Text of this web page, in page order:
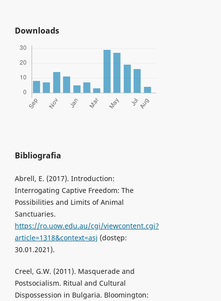
Downloads
Bibliografia
Abrell, E. (2017). Introduction:
Interrogating Captive Freedom: The
Possibilities and Limits of Animal
Sanctuaries.
https://ro.uow.edu.au/cgi/viewcontent.cgi?
article=1318&context=asj (dostęp:
30.01.2021).
Creel, G.W. (2011). Masquerade and
Postsocialism. Ritual and Cultural
Dispossession in Bulgaria. Bloomington: